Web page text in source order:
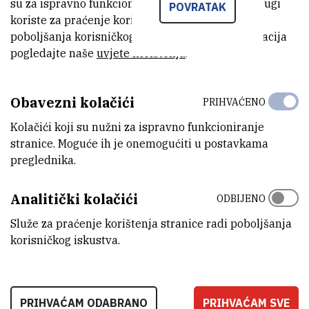
svjetskoj razini koje se temelje na najnovijim razumijevanjima
interakcije bakterija i životinja, a koje ukazuju da su životinjama u
evoluciji i osvajanju planeta pomogle upravo bakterije.
PRIOPCENJE-Suzivot-bakterija-i-
zivotinja-je-novi-imperativ-u-
znanostima-zivotu.pdf
(231,8 kB)
POVRATAK
su za ispravno funkcioniranje stranice, dok se drugi
koriste za praćenje korištenja stranice radi
poboljšanja korisničkog iskustva. Za više informacija
pogledajte naše uvjete korištenja.
Obavezni kolačići
Kolačići koji su nužni za ispravno funkcioniranje
stranice. Moguće ih je onemogućiti u postavkama
preglednika.
PRIHVAĆENO
Analitički kolačići
Služe za praćenje korištenja stranice radi poboljšanja
korisničkog iskustva.
ODBIJENO
PRIHVAĆAM ODABRANO PRIHVAĆAM SVE